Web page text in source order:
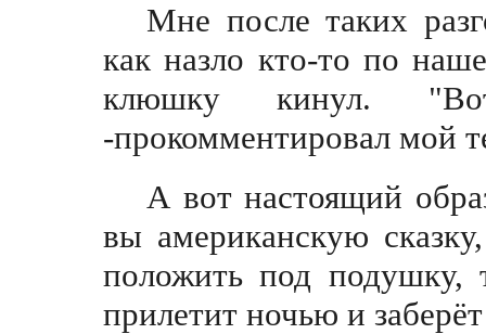
Мне после таких
как назло кто-то по
клюшку кинул.
-прокомментировал мой
А вот настоящий
вы американскую
положить под подушку,
прилетит ночью и